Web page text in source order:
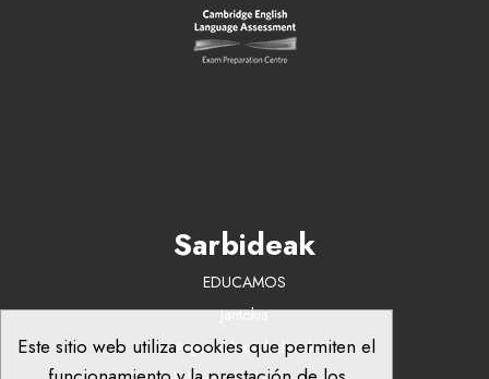
Sarbideak
EDUCAMOS
Jantokia
Argazkiak eta bideoak
Este sitio web utiliza cookies que permiten el